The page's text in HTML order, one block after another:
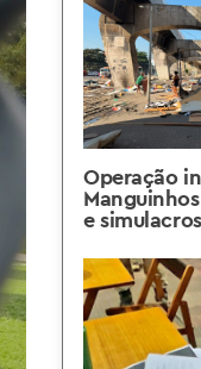
Operação
e